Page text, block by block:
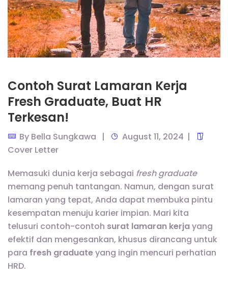
Contoh Surat Lamaran Kerja
Fresh Graduate, Buat HR
Terkesan!
By Bella Sungkawa
August 11, 2024
Cover Letter
Memasuki dunia kerja sebagai fresh graduate
memang penuh tantangan. Namun, dengan surat
lamaran yang tepat, Anda dapat membuka pintu
kesempatan menuju karier impian. Mari kita
telusuri contoh-contoh surat lamaran kerjayang
efektif dan mengesankan, khusus dirancang untuk
para fresh graduateyang ingin mencuri perhatian
HRD.